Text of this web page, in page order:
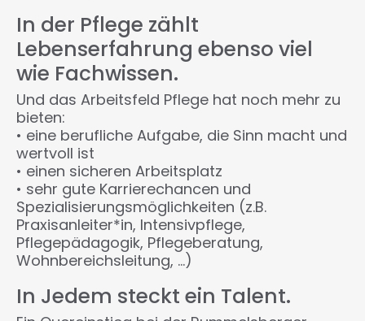
In der Pflege zählt
Lebenserfahrung ebenso viel
wie Fachwissen.
Und das Arbeitsfeld Pflege hat noch mehr zu
bieten:
• eine berufliche Aufgabe, die Sinn macht und
wertvoll ist
• einen sicheren Arbeitsplatz
• sehr gute Karrierechancen und
Spezialisierungsmöglichkeiten (z.B.
Praxisanleiter*in, Intensivpflege,
Pflegepädagogik, Pflegeberatung,
Wohnbereichsleitung, …)
In Jedem steckt ein Talent.